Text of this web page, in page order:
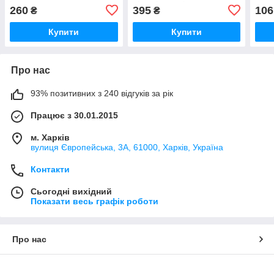
260 ₴
Купити
395₴
Купити
106
Про нас
93% позитивних з 240 відгуків за рік
Працює з 30.01.2015
м. Харків
вулиця Європейська, 3А, 61000, Харків, Україна
Контакти
Сьогодні вихідний
Показати весь графік роботи
Про нас